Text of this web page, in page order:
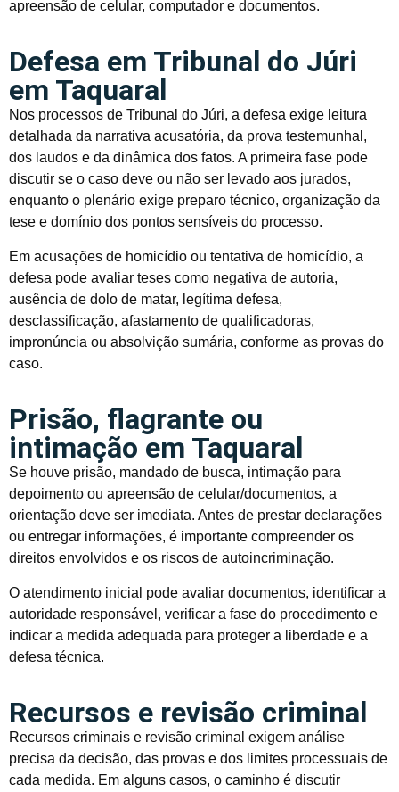
apreensão de celular, computador e documentos.
Defesa em Tribunal do Júri
em Taquaral
Nos processos de Tribunal do Júri, a defesa exige leitura
detalhada da narrativa acusatória, da prova testemunhal,
dos laudos e da dinâmica dos fatos. A primeira fase pode
discutir se o caso deve ou não ser levado aos jurados,
enquanto o plenário exige preparo técnico, organização da
tese e domínio dos pontos sensíveis do processo.
Em acusações de homicídio ou tentativa de homicídio, a
defesa pode avaliar teses como negativa de autoria,
ausência de dolo de matar, legítima defesa,
desclassificação, afastamento de qualificadoras,
impronúncia ou absolvição sumária, conforme as provas do
caso.
Prisão, flagrante ou
intimação em Taquaral
Se houve prisão, mandado de busca, intimação para
depoimento ou apreensão de celular/documentos, a
orientação deve ser imediata. Antes de prestar declarações
ou entregar informações, é importante compreender os
direitos envolvidos e os riscos de autoincriminação.
O atendimento inicial pode avaliar documentos, identificar a
autoridade responsável, verificar a fase do procedimento e
indicar a medida adequada para proteger a liberdade e a
defesa técnica.
Recursos e revisão criminal
Recursos criminais e revisão criminal exigem análise
precisa da decisão, das provas e dos limites processuais de
cada medida. Em alguns casos, o caminho é discutir